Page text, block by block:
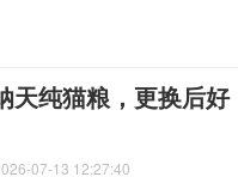
天纯猫粮，更换后好
07-13 12:27:40